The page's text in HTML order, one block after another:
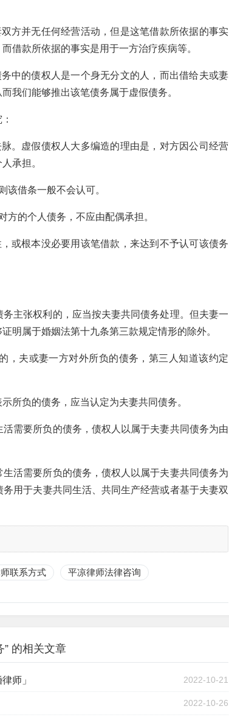
方并无任何经营活动，但是这笔借款所依据的事实
借款所依据的事实是用于一方治疗疾病等。
中的债权人是一个身无分文的人，而出借给夫或妻
我们能够推出该笔债务属于虚假债务。
。虚假债权人大多编造的理由是，对方因公司经营
承担。
该借条一般不会认可。
方的个人债务，不应由配偶承担。
或根本没必要用该笔借款，来达到不予认可该债务
主张权利的，应当按夫妻共同债务处理。但夫妻一
明属于婚姻法第十九条第三款规定情形的除外。
，夫或妻一方对外所负的债务，第三人知道该约定
所负的债务，应当认定为夫妻共同债务。
需要所负的债务，债权人以属于夫妻共同债务为由
活需要所负的债务，债权人以属于夫妻共同债务为
用于夫妻共同生活、共同生产经营或者基于夫妻双
联系方式 平凉律师法律咨询
的相关文章
师」 2022-10-21
2022-10-26